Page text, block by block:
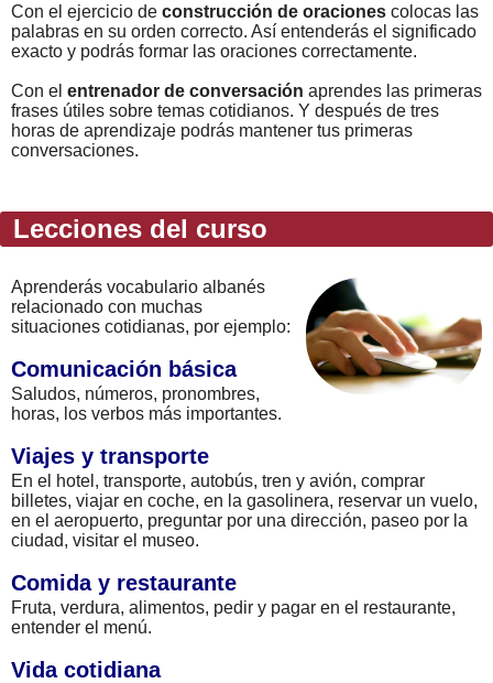
Con el ejercicio de construcción de oraciones colocas las
palabras en su orden correcto. Así entenderás el significado
exacto y podrás formar las oraciones correctamente.
Con el entrenador de conversación aprendes las primeras
frases útiles sobre temas cotidianos. Y después de tres
horas de aprendizaje podrás mantener tus primeras
conversaciones.
Lecciones del curso
Aprenderás vocabulario albanés
relacionado con muchas
situaciones cotidianas, por ejemplo:
Comunicación básica
Saludos, números, pronombres,
horas, los verbos más importantes.
Viajes y transporte
En el hotel, transporte, autobús, tren y avión, comprar
billetes, viajar en coche, en la gasolinera, reservar un vuelo,
en el aeropuerto, preguntar por una dirección, paseo por la
ciudad, visitar el museo.
Comida y restaurante
Fruta, verdura, alimentos, pedir y pagar en el restaurante,
entender el menú.
Vida cotidiana